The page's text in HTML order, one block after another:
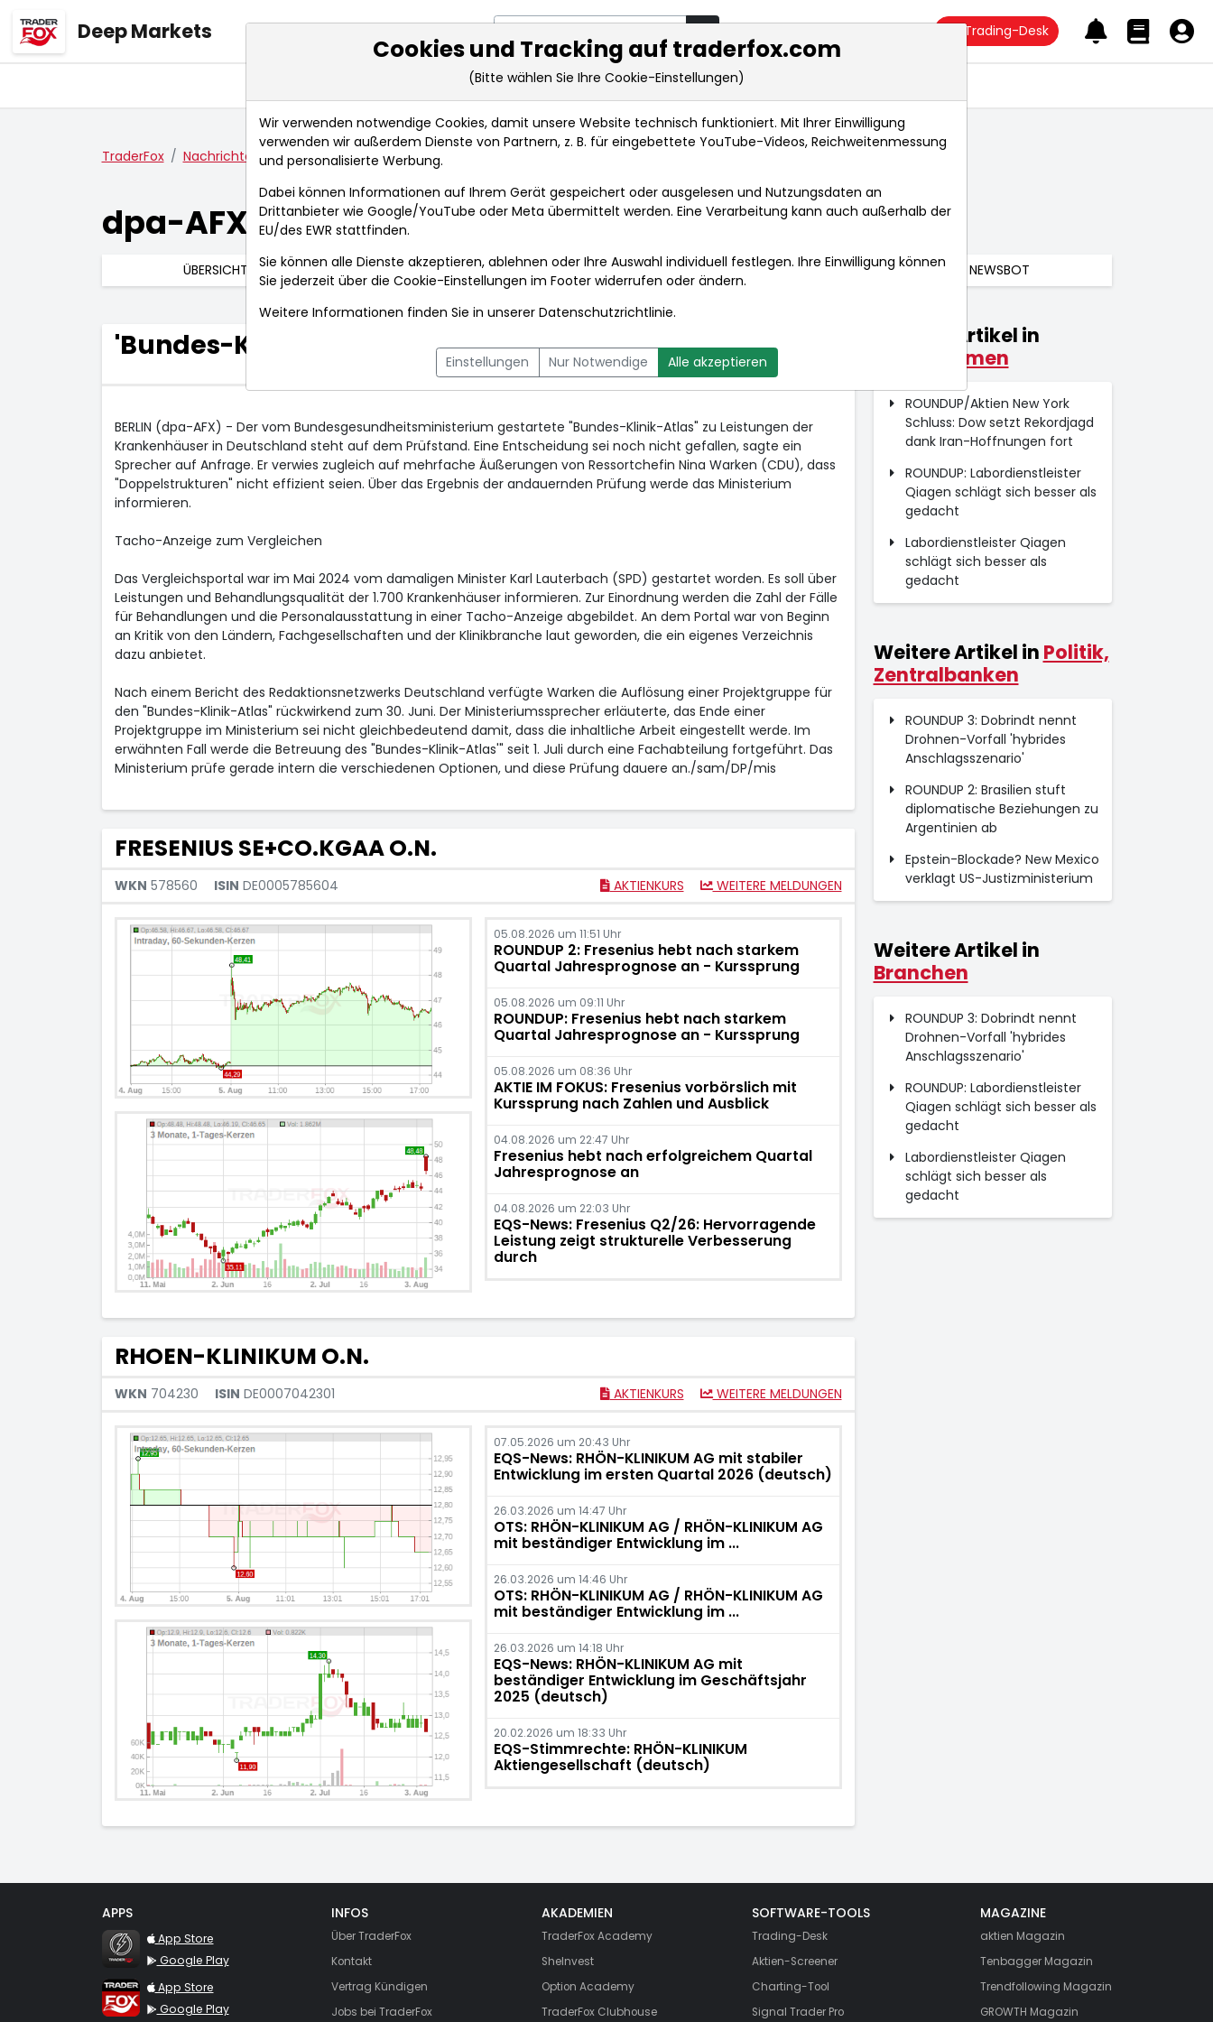
Deep Markets Trading-Desk
Markt-Analysen Market Tools Realtimekurse Nachrichten
TraderFox Nachrichten dpa-AFX Compact 'Bundes-Klinik-Atlas' auf dem Prüfstand
dpa-AFX Compact
ÜBERSICHT DPA-AFX PROFEED DPA-AFX COMPACT NEWSBOT
'Bundes-Klinik-Atlas' auf dem Prüfstand
08.09.2025
um 10:49 Uhr
BERLIN (dpa-AFX) - Der vom Bundesgesundheitsministerium gestartete "Bundes-Klinik-Atlas" zu Leistungen der
Krankenhäuser in Deutschland steht auf dem Prüfstand. Eine Entscheidung sei noch nicht gefallen, sagte ein
Sprecher auf Anfrage. Er verwies zugleich auf mehrfache Äußerungen von Ressortchefin Nina Warken (CDU), dass
"Doppelstrukturen" nicht effizient seien. Über das Ergebnis der andauernden Prüfung werde das Ministerium
informieren.
Tacho-Anzeige zum Vergleichen
Das Vergleichsportal war im Mai 2024 vom damaligen Minister Karl Lauterbach (SPD) gestartet worden. Es soll über
Leistungen und Behandlungsqualität der 1.700 Krankenhäuser informieren. Zur Einordnung werden die Zahl der Fälle
für Behandlungen und die Personalausstattung in einer Tacho-Anzeige abgebildet. An dem Portal war von Beginn
an Kritik von den Ländern, Fachgesellschaften und der Klinikbranche laut geworden, die ein eigenes Verzeichnis
dazu anbietet.
Nach einem Bericht des Redaktionsnetzwerks Deutschland verfügte Warken die Auflösung einer Projektgruppe für
den "Bundes-Klinik-Atlas" rückwirkend zum 30. Juni. Der Ministeriumssprecher erläuterte, das Ende einer
Projektgruppe im Ministerium sei nicht gleichbedeutend damit, dass die inhaltliche Arbeit eingestellt werde. Im
erwähnten Fall werde die Betreuung des "Bundes-Klinik-Atlas'" seit 1. Juli durch eine Fachabteilung fortgeführt. Das
Ministerium prüfe gerade intern die verschiedenen Optionen, und diese Prüfung dauere an./sam/DP/mis
FRESENIUS SE+CO.KGAA O.N.
WKN 578560 ISIN DE0005785604 AKTIENKURS WEITERE MELDUNGEN
05.08.2026 um 11:51 Uhr
ROUNDUP 2: Fresenius hebt nach starkem
Quartal Jahresprognose an - Kurssprung
05.08.2026 um 09:11 Uhr
ROUNDUP: Fresenius hebt nach starkem
Quartal Jahresprognose an - Kurssprung
05.08.2026 um 08:36 Uhr
AKTIE IM FOKUS: Fresenius vorbörslich mit
Kurssprung nach Zahlen und Ausblick
04.08.2026 um 22:47 Uhr
Fresenius hebt nach erfolgreichem Quartal
Jahresprognose an
04.08.2026 um 22:03 Uhr
EQS-News: Fresenius Q2/26: Hervorragende
Leistung zeigt strukturelle Verbesserung
durch
RHOEN-KLINIKUM O.N.
WKN 704230 ISIN DE0007042301 AKTIENKURS WEITERE MELDUNGEN
07.05.2026 um 20:43 Uhr
EQS-News: RHÖN-KLINIKUM AG mit stabiler
Entwicklung im ersten Quartal 2026 (deutsch)
26.03.2026 um 14:47 Uhr
OTS: RHÖN-KLINIKUM AG / RHÖN-KLINIKUM AG
mit beständiger Entwicklung im ...
26.03.2026 um 14:46 Uhr
OTS: RHÖN-KLINIKUM AG / RHÖN-KLINIKUM AG
mit beständiger Entwicklung im ...
26.03.2026 um 14:18 Uhr
EQS-News: RHÖN-KLINIKUM AG mit
beständiger Entwicklung im Geschäftsjahr
2025 (deutsch)
20.02.2026 um 18:33 Uhr
EQS-Stimmrechte: RHÖN-KLINIKUM
Aktiengesellschaft (deutsch)
Weitere Artikel in
Unternehmen
ROUNDUP/Aktien New York
Schluss: Dow setzt Rekordjagd
dank Iran-Hoffnungen fort
ROUNDUP: Labordienstleister
Qiagen schlägt sich besser als
gedacht
Labordienstleister Qiagen
schlägt sich besser als
gedacht
Weitere Artikel in Politik,
Zentralbanken
ROUNDUP 3: Dobrindt nennt
Drohnen-Vorfall 'hybrides
Anschlagsszenario'
ROUNDUP 2: Brasilien stuft
diplomatische Beziehungen zu
Argentinien ab
Epstein-Blockade? New Mexico
verklagt US-Justizministerium
Weitere Artikel in
Branchen
ROUNDUP 3: Dobrindt nennt
Drohnen-Vorfall 'hybrides
Anschlagsszenario'
ROUNDUP: Labordienstleister
Qiagen schlägt sich besser als
gedacht
Labordienstleister Qiagen
schlägt sich besser als
gedacht
APPS
TraderFox Flash
App Store
Google Play
TraderFox App
App Store
Google Play
INFOS
Über TraderFox
Kontakt
Vertrag Kündigen
Jobs bei TraderFox
AKADEMIEN
TraderFox Academy
SheInvest
Option Academy
TraderFox Clubhouse
SOFTWARE-TOOLS
Trading-Desk
Aktien-Screener
Charting-Tool
Signal Trader Pro
MAGAZINE
aktien Magazin
Tenbagger Magazin
Trendfollowing Magazin
GROWTH Magazin
Cookies und Tracking auf traderfox.com
(Bitte wählen Sie Ihre Cookie-Einstellungen)
Wir verwenden notwendige Cookies, damit unsere Website technisch funktioniert. Mit Ihrer Einwilligung
verwenden wir außerdem Dienste von Partnern, z. B. für eingebettete YouTube-Videos, Reichweitenmessung
und personalisierte Werbung.
Dabei können Informationen auf Ihrem Gerät gespeichert oder ausgelesen und Nutzungsdaten an
Drittanbieter wie Google/YouTube oder Meta übermittelt werden. Eine Verarbeitung kann auch außerhalb der
EU/des EWR stattfinden.
Sie können alle Dienste akzeptieren, ablehnen oder Ihre Auswahl individuell festlegen. Ihre Einwilligung können
Sie jederzeit über die Cookie-Einstellungen im Footer widerrufen oder ändern.
Weitere Informationen finden Sie in unserer Datenschutzrichtlinie.
Einstellungen Nur Notwendige Alle akzeptieren